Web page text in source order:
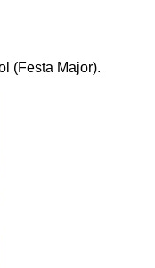
(Festa Major).